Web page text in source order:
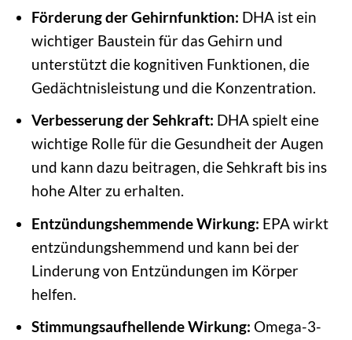
Förderung der Gehirnfunktion: DHA ist ein
wichtiger Baustein für das Gehirn und
unterstützt die kognitiven Funktionen, die
Gedächtnisleistung und die Konzentration.
Verbesserung der Sehkraft: DHA spielt eine
wichtige Rolle für die Gesundheit der Augen
und kann dazu beitragen, die Sehkraft bis ins
hohe Alter zu erhalten.
Entzündungshemmende Wirkung: EPA wirkt
entzündungshemmend und kann bei der
Linderung von Entzündungen im Körper
helfen.
Stimmungsaufhellende Wirkung: Omega-3-